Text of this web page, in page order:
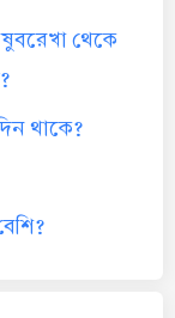
থেকে
থাকে?